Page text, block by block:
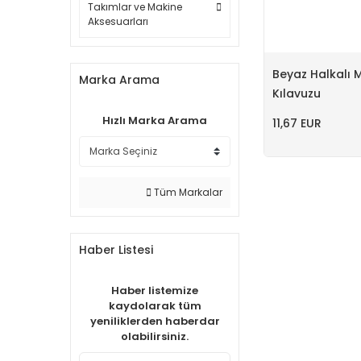
Takımlar ve Makine
Aksesuarları
Marka Arama
Hızlı Marka Arama
Tüm Markalar
Haber Listesi
Haber listemize
kaydolarak tüm
yeniliklerden haberdar
olabilirsiniz.
Beyaz Halkalı
Kılavuzu
11,67 EUR